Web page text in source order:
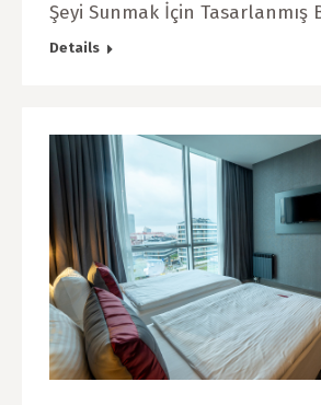
Şeyi Sunmak İçin Tasarlanmış
Details